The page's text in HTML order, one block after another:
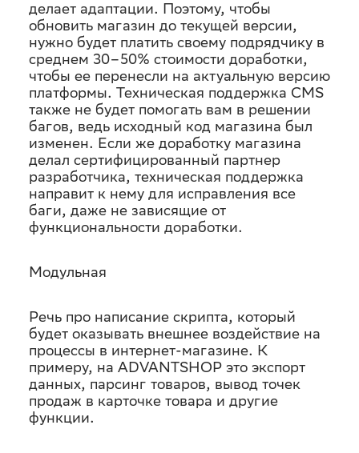
делает адаптации. Поэтому, чтобы
обновить магазин до текущей версии,
нужно будет платить своему подрядчику в
среднем 30–50% стоимости доработки,
чтобы ее перенесли на актуальную версию
платформы. Техническая поддержка CMS
также не будет помогать вам в решении
багов, ведь исходный код магазина был
изменен. Если же доработку магазина
делал сертифицированный партнер
разработчика, техническая поддержка
направит к нему для исправления все
баги, даже не зависящие от
функциональности доработки.
Модульная
Речь про написание скрипта, который
будет оказывать внешнее воздействие на
процессы в интернет-магазине. К
примеру, на ADVANTSHOP это экспорт
данных, парсинг товаров, вывод точек
продаж в карточке товара и другие
функции.